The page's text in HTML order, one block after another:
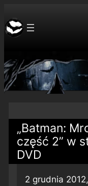
„Batman:
część 2” w
DVD
2 grudnia